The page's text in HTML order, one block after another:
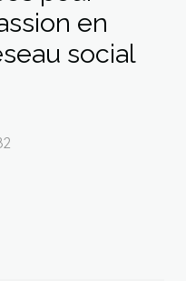
en
social